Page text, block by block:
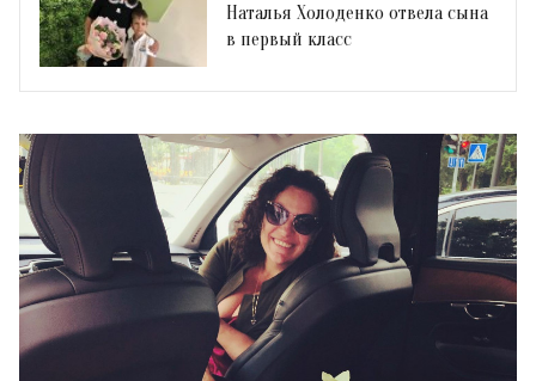
Наталья Холоденко отвела сына
в первый класс